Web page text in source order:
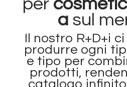
per
a sul
Il nostro R+D+i
produrre ogni
e tipo per
prodotti,
catalogo